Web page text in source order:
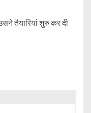
तैयारियां शुरु कर दी